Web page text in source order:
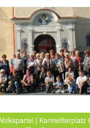
| Karmeliterplatz